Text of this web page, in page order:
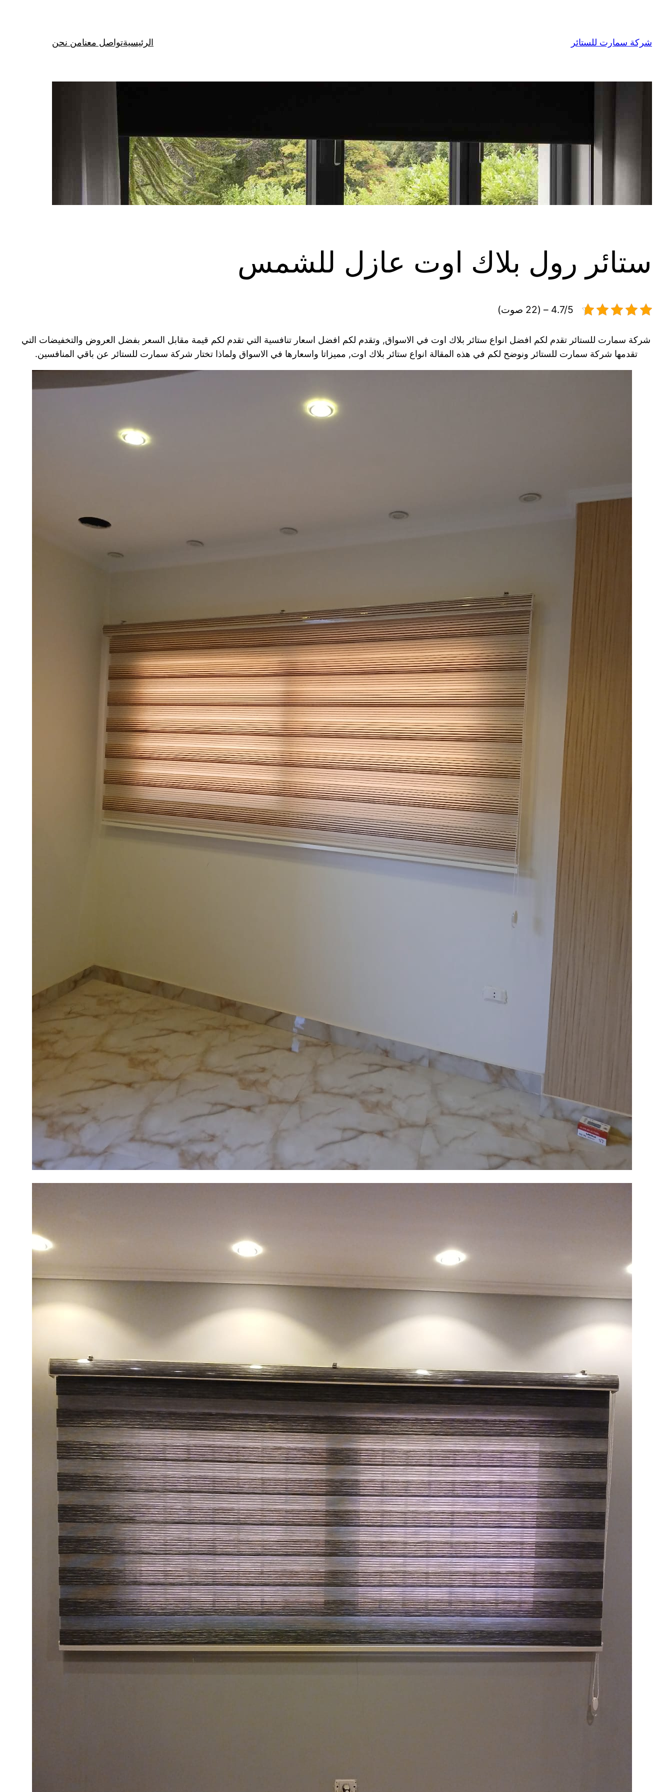
المحتوىشركة سمارت للستائر الرئيسيةتواصل معنامن نحن
ستائر رول بلاك اوت عازل للشمس
4.7/5 – (22 صوت)
شركة سمارت للستائر تقدم لكم افضل انواع ستائر بلاك اوت في الاسواق, وتقدم لكم افضل اسعار تنافسية التي تقدم لكم قيمة مقابل السعر بفضل العروض والتخفيضات التي
تقدمها شركة سمارت للستائر ونوضح لكم في هذه المقالة انواع ستائر بلاك اوت, مميزاتا واسعارها في الاسواق ولماذا تختار شركة سمارت للستائر عن باقي المنافسين.